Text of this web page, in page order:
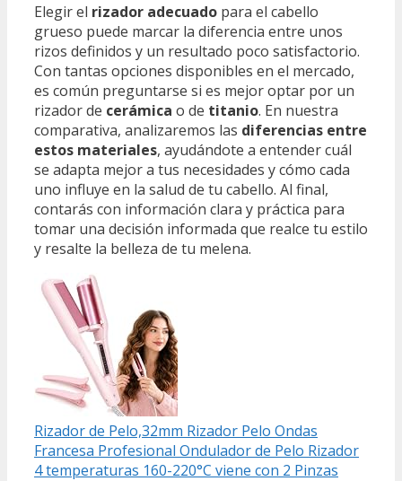
Elegir el rizador adecuado para el cabello
grueso puede marcar la diferencia entre unos
rizos definidos y un resultado poco satisfactorio.
Con tantas opciones disponibles en el mercado,
es común preguntarse si es mejor optar por un
rizador de cerámica o de titanio. En nuestra
comparativa, analizaremos las diferencias entre
estos materiales, ayudándote a entender cuál
se adapta mejor a tus necesidades y cómo cada
uno influye en la salud de tu cabello. Al final,
contarás con información clara y práctica para
tomar una decisión informada que realce tu estilo
y resalte la belleza de tu melena.
Rizador de Pelo,32mm Rizador Pelo Ondas
Francesa Profesional Ondulador de Pelo Rizador
4 temperaturas 160-220°C viene con 2 Pinzas